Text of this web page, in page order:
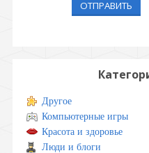
ОТПРАВИТЬ
Другое
Компьютерные игры
Красота и здоровье
Люди и блоги